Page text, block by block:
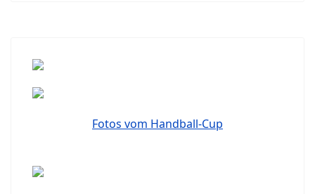
Fotos vom Handball-Cup